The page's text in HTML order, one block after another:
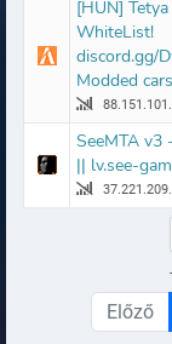
[HUN]
WhiteList!
discord.gg/
Modded
SeeMTA v3
|| lv.see-
Előző